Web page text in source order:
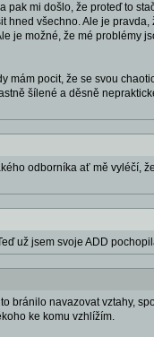
mi došlo, že proteď to
všechno. Ale je
je možné, že mé problémy
pocit, že se svou
šílené a děsně
odborníka ať mě vyléčí,
už jsem svoje ADD
bránilo navazovat vztahy,
ke komu vzhlížím.